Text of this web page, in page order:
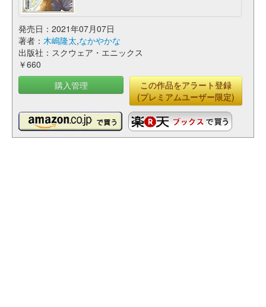
発売日：2021年07月07日
著者： 木嶋隆太,なかやかな
出版社：スクウェア・エニックス
￥660
購入管理
この作品をアラート登録
(プレミアムユーザー限定)